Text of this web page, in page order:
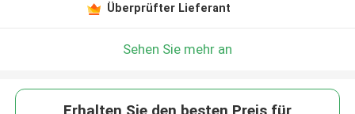
Überprüfter Lieferant
Sehen Sie mehr an